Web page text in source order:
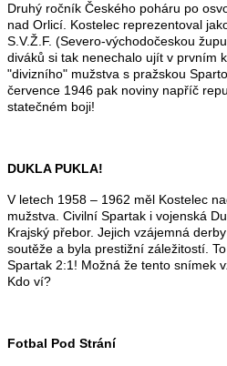
Druhý ročník Českého poháru po
nad Orlicí. Kostelec reprezentoval
S.V.Ž.F. (Severo-východočeskou
diváků si tak nenechalo ujít v prvním
"divizního" mužstva s pražskou
července 1946 pak noviny napříč
statečném boji!
DUKLA PUKLA!
V letech 1958 – 1962 měl Kostelec
mužstva. Civilní Spartak i vojenská
Krajský přebor. Jejich vzájemná
soutěže a byla prestižní záležitostí.
Spartak 2:1! Možná že tento snímek
Kdo ví?
Fotbal Pod Strání